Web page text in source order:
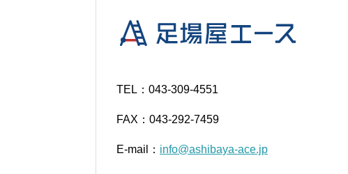
TEL：043-309-4551
FAX：043-292-7459
E-mail： info@ashibaya-ace.jp